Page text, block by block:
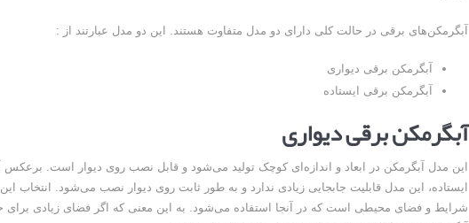
آبگرمکن‌های برقی در حالت کلی دارای دو مدل متفاوت هستند. این دو مدل عبارتند از :
آبگرمکن برقی دیواری
آبگرمکن برقی ایستاده
آبگرمکن برقی دیواری
این مدل آبگرمکن در ابعاد و اندازه‌ای کوچک تولید می‌شود و قابل نصب روی دیوار است. برعکس
ایستاده، این مدل قابلیت جابجایی زیادی ندارد و به طور ثابت روی دیوار نصب می‌شود. انتخاب این
شرایط و فضای محیطی است که در آنجا استفاده می‌شود. به این معنی که اگر فضای زیادی برای